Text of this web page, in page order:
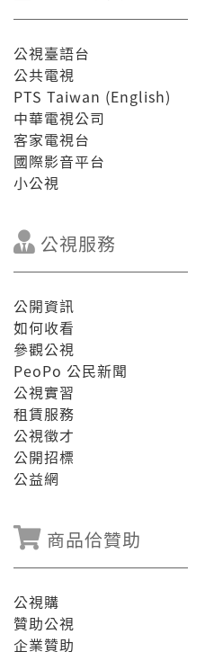
公視臺語台
公共電視
PTS Taiwan (English)
中華電視公司
客家電視台
國際影音平台
小公視
公視服務
公開資訊
如何收看
參觀公視
PeoPo 公民新聞
公視實習
租賃服務
公視徵才
公開招標
公益網
商品佮贊助
公視購
贊助公視
企業贊助